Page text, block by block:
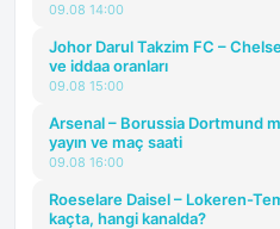
09.08 14:00
Johor Darul Takzim FC –
ve iddaa oranları
09.08 15:00
Arsenal – Borussia Dortmund
yayın ve maç saati
09.08 16:00
Roeselare Daisel – Lokeren-
kaçta, hangi kanalda?